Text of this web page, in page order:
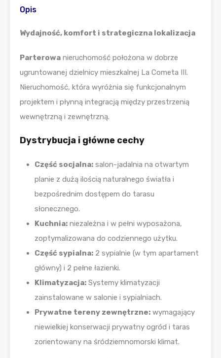
Opis
Wydajność, komfort i strategiczna lokalizacja
Parterowa nieruchomość położona w dobrze
ugruntowanej dzielnicy mieszkalnej La Cometa III.
Nieruchomość, która wyróżnia się funkcjonalnym
projektem i płynną integracją między przestrzenią
wewnętrzną i zewnętrzną.
Dystrybucja i główne cechy
Część socjalna: salon-jadalnia na otwartym
planie z dużą ilością naturalnego światła i
bezpośrednim dostępem do tarasu
słonecznego.
Kuchnia: niezależna i w pełni wyposażona,
zoptymalizowana do codziennego użytku.
Część sypialna: 2 sypialnie (w tym apartament
główny) i 2 pełne łazienki.
Klimatyzacja: Systemy klimatyzacji
zainstalowane w salonie i sypialniach.
Prywatne tereny zewnętrzne: wymagający
niewielkiej konserwacji prywatny ogród i taras
zorientowany na śródziemnomorski klimat.